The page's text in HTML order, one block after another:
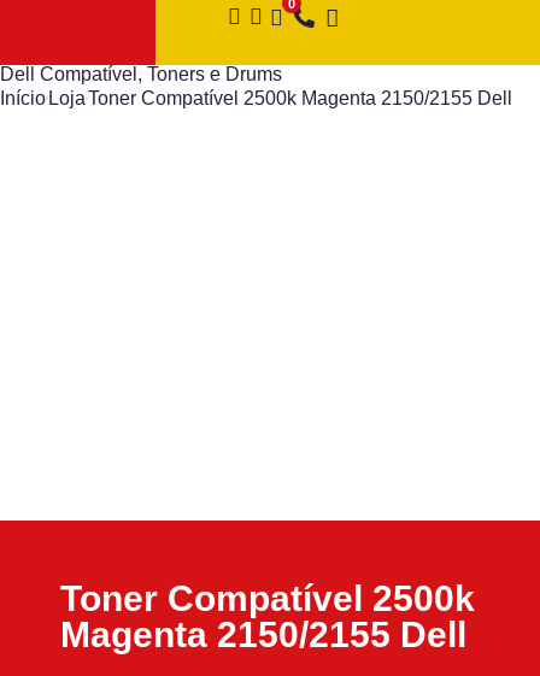
Dell Compatível , Toners e Drums
Início LojaToner Compatível 2500k Magenta 2150/2155 Dell
Toner Compatível 2500k
Magenta 2150/2155 Dell